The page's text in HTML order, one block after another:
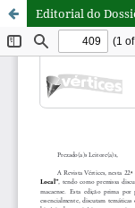
Editorial do